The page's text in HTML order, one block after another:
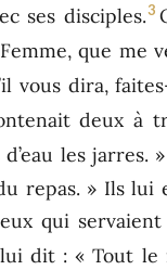
ses disciples.3
que me
vous dira,
deux à
d’eau les
repas. » Ils lui
qui
dit : « Tout le